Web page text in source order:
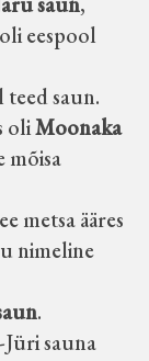
eespool
saun.
oliMoonaka
mõisa
metsa ääres
nimeline
.
sauna